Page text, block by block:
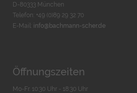
D-80333 München
Telefon: +49 (0)89 29 32 70
E-Mail: info@bachmann-scher.de
Öffnungszeiten
Mo-Fr. 10:30 Uhr - 18:30 Uhr